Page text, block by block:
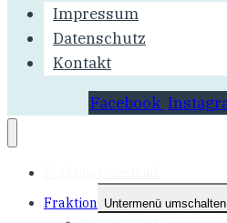
Impressum
Datenschutz
Kontakt
Facebook
Fraktion Untermenü umschalten